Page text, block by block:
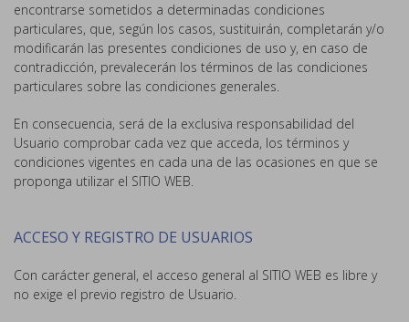
encontrarse sometidos a determinadas condiciones
particulares, que, según los casos, sustituirán, completarán y/o
modificarán las presentes condiciones de uso y, en caso de
contradicción, prevalecerán los términos de las condiciones
particulares sobre las condiciones generales.
En consecuencia, será de la exclusiva responsabilidad del
Usuario comprobar cada vez que acceda, los términos y
condiciones vigentes en cada una de las ocasiones en que se
proponga utilizar el SITIO WEB.
ACCESO Y REGISTRO DE USUARIOS
Con carácter general, el acceso general al SITIO WEB es libre y
no exige el previo registro de Usuario.